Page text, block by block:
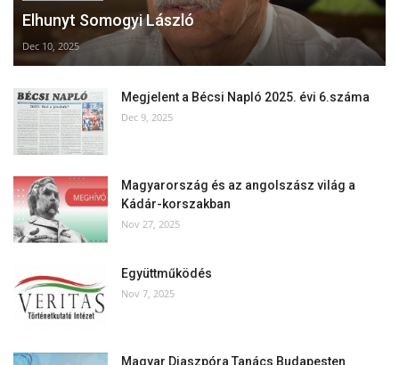
Elhunyt Somogyi László
Dec 10, 2025
Megjelent a Bécsi Napló 2025. évi 6.száma
Dec 9, 2025
Magyarország és az angolszász világ a
Kádár-korszakban
Nov 27, 2025
Együttműködés
Nov 7, 2025
Magyar Diaszpóra Tanács Budapesten